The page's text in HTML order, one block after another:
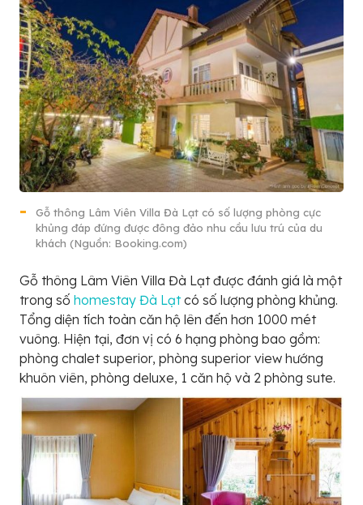
Gỗ thông Lâm Viên Villa Đà Lạt có số lượng phòng cực
khủng đáp đứng được đông đảo nhu cầu lưu trú của du
khách (Nguồn: Booking.com)
Gỗ thông Lâm Viên Villa Đà Lạt được đánh giá là một
trong số homestay Đà Lạtcó số lượng phòng khủng.
Tổng diện tích toàn căn hộ lên đến hơn 1000 mét
vuông. Hiện tại, đơn vị có 6 hạng phòng bao gồm:
phòng chalet superior, phòng superior view hướng
khuôn viên, phòng deluxe, 1 căn hộ và 2 phòng sute.